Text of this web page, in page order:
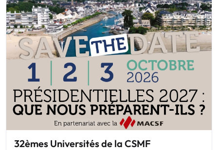
32èmes Universités de la CSMF